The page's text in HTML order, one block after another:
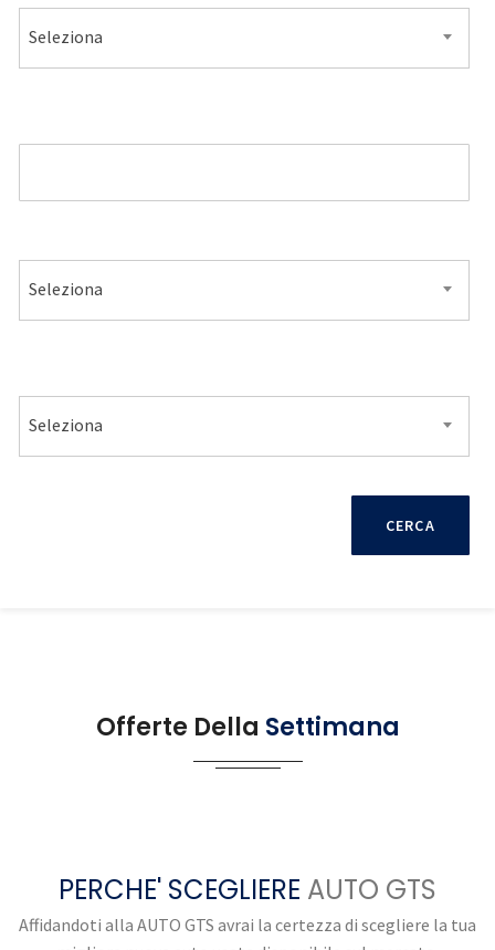
Seleziona
Seleziona
Seleziona
Offerte Della Settimana
PERCHE' SCEGLIERE AUTO GTS
Affidandoti alla AUTO GTS avrai la certezza di scegliere la tua